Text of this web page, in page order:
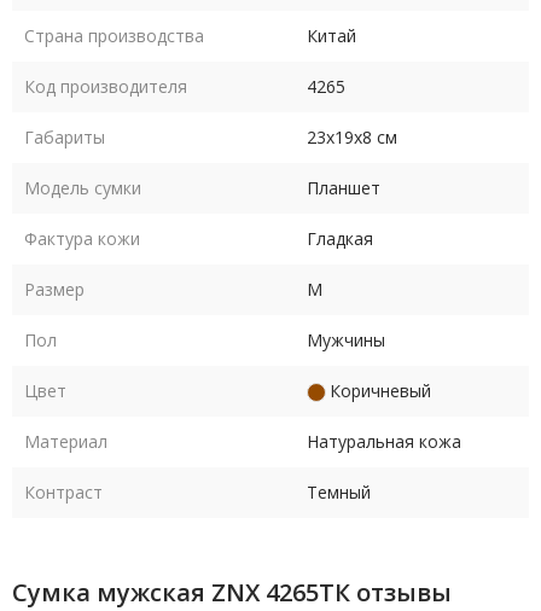
Страна производства Китай
Код производителя 4265
Габариты 23х19х8 см
Модель сумки Планшет
Фактура кожи Гладкая
Размер M
Пол Мужчины
Цвет Коричневый
Материал Натуральная кожа
Контраст Темный
Сумка мужская ZNX 4265ТК отзывы